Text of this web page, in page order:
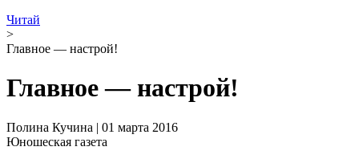
Читай
>
Главное — настрой!
Главное — настрой!
Полина Кучина | 01 марта 2016
Юношеская газета